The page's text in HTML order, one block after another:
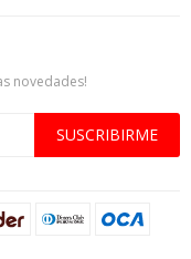
novedades!
SUSCRIBIRME